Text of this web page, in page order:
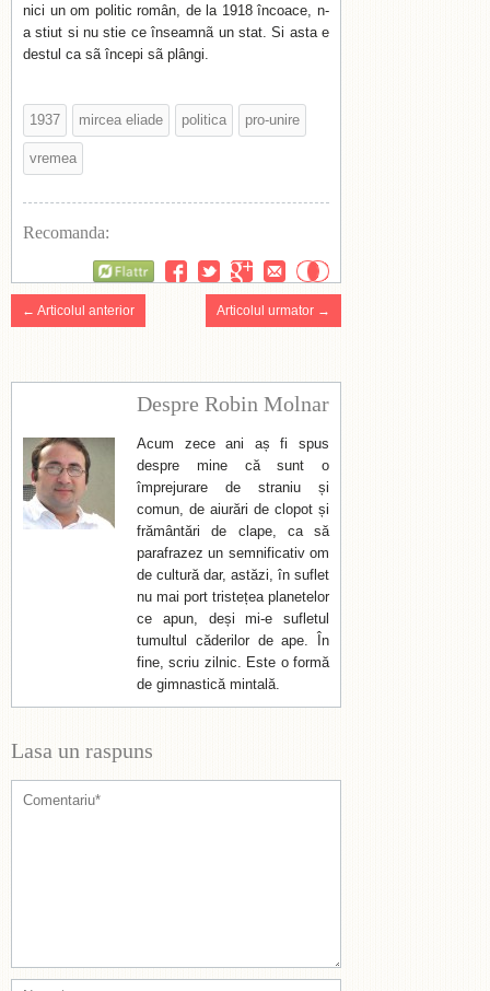
nici un om politic român, de la 1918 încoace, n-
a stiut si nu stie ce înseamnã un stat. Si asta e
destul ca sã începi sã plângi.
1937 mircea eliade politica pro-unire
vremea
Recomanda:
← Articolul anterior Articolul urmator →
Despre Robin Molnar
Acum zece ani aș fi spus
despre mine că sunt o
împrejurare de straniu și
comun, de aiurări de clopot și
frământări de clape, ca să
parafrazez un semnificativ om
de cultură dar, astăzi, în suflet
nu mai port tristețea planetelor
ce apun, deși mi-e sufletul
tumultul căderilor de ape. În
fine, scriu zilnic. Este o formă
de gimnastică mintală.
Lasa un raspuns